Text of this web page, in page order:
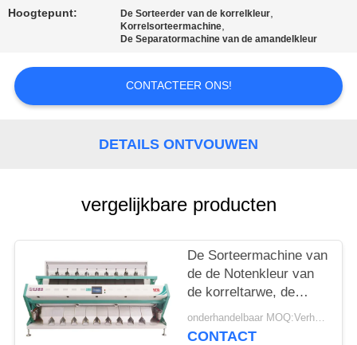
SITEMAP
PRIVACY
POLICY
Hoogtepunt: De Sorteerder van de korrelkleur,
Korrelsorteermachine,
De Separatormachine van de amandelkleur
CONTACTEER ONS!
DETAILS ONTVOUWEN
vergelijkbare producten
De Sorteermachine van
de de Notenkleur van
de korreltarwe, de
Separatormachine van
de Amandelkleur
onderhandelbaar MOQ:Verhandelbaar
CONTACT